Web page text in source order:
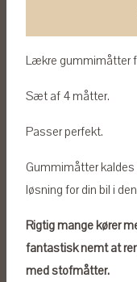
Lækre gummimåtter
Sæt af 4 måtter.
Passer perfekt.
Gummimåtter
løsning for din bil i
Rigtig mange kører
fantastisk nemt at
med stofmåtter.